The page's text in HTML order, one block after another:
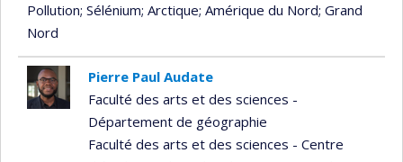
Pollution; Sélénium; Arctique; Amérique du Nord; Grand
Nord
Pierre Paul Audate
Faculté des arts et des sciences -
Département de géographie
Faculté des arts et des sciences - Centre